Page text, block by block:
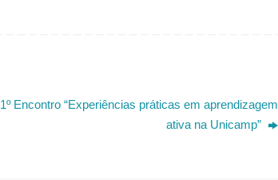
1º Encontro “Experiências práticas em aprendizagem
ativa na Unicamp”